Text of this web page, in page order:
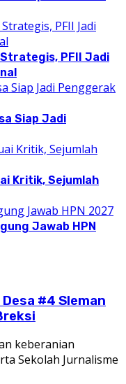
PFII Jadi
Siap Jadi
Kritik, Sejumlah
Jawab HPN
#4 Sleman
keberanian
Sekolah Jurnalisme